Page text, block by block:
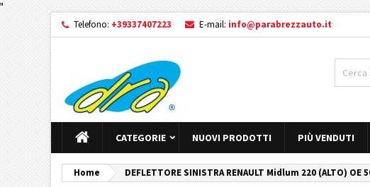
"
Telefono: +39337407223 E-mail: info@parabrezzauto.it
CATEGORIE NUOVI PRODOTTI PIÙ VENDUTI
Home DEFLETTORE SINISTRA RENAULT Midlum 220 (ALTO) OE